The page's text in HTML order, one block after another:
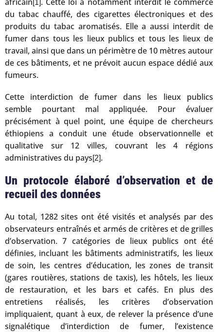
[1]
du tabac chauffé, des cigarettes électroniques et des
produits du tabac aromatisés. Elle a aussi interdit de
fumer dans tous les lieux publics et tous les lieux de
travail, ainsi que dans un périmètre de 10 mètres autour
de ces bâtiments, et ne prévoit aucun espace dédié aux
fumeurs.
Cette interdiction de fumer dans les lieux publics
semble pourtant mal appliquée. Pour évaluer
précisément à quel point, une équipe de chercheurs
éthiopiens a conduit une étude observationnelle et
qualitative sur 12 villes, couvrant les 4 régions
administratives du pays[2].
Un protocole élaboré d’observation et de
recueil des données
Au total, 1282 sites ont été visités et analysés par des
observateurs entraînés et armés de critères et de grilles
d’observation. 7 catégories de lieux publics ont été
définies, incluant les bâtiments administratifs, les lieux
de soin, les centres d’éducation, les zones de transit
(gares routières, stations de taxis), les hôtels, les lieux
de restauration, et les bars et cafés. En plus des
entretiens réalisés, les critères d’observation
impliquaient, quant à eux, de relever la présence d’une
signalétique d’interdiction de fumer, l’existence